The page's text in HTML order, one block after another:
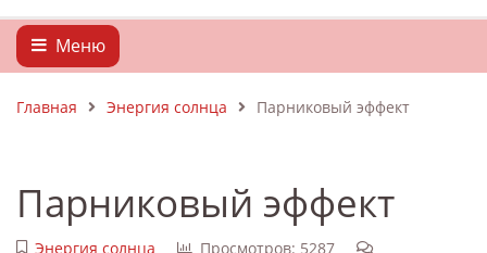
Меню
Главная Энергия солнца Парниковый эффект
Парниковый эффект
Энергия солнца
Просмотров: 5287